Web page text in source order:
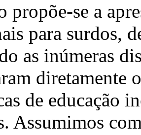
propõe-se a
para surdos,
as inúmeras
diretamente
de educação
Assumimos